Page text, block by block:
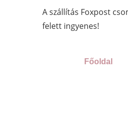
A szállítás Foxpost
felett ingyenes!
Főoldal